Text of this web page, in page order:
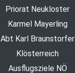
Priorat Neukloster
Karmel Mayerling
Abt Karl Braunstorfer
Klösterreich
Ausflugsziele NÖ